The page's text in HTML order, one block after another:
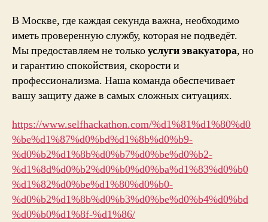
В Москве, где каждая секунда важна, необходимо
иметь проверенную службу, которая не подведёт.
Мы предоставляем не толькоуслуги эвакуатора, но
и гарантию спокойствия, скорости и
профессионализма. Наша команда обеспечивает
вашу защиту даже в самых сложных ситуациях.
https://www.selfhackathon.com/%d1%81%d1%80%d0
%be%d1%87%d0%bd%d1%8b%d0%b9-
%d0%b2%d1%8b%d0%b7%d0%be%d0%b2-
%d1%8d%d0%b2%d0%b0%d0%ba%d1%83%d0%b0
%d1%82%d0%be%d1%80%d0%b0-
%d0%b2%d1%8b%d0%b3%d0%be%d0%b4%d0%bd
%d0%b0%d1%8f-%d1%86/